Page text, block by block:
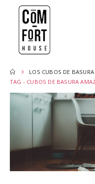
LOS CUBOS DE
TAG - CUBOS DE BASURA